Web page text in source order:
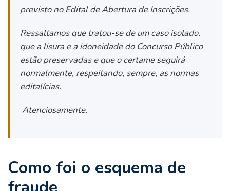
previsto no Edital de Abertura de Inscrições.
Ressaltamos que tratou-se de um caso isolado,
que a lisura e a idoneidade do Concurso Público
estão preservadas e que o certame seguirá
normalmente, respeitando, sempre, as normas
editalícias.
Atenciosamente,
Como foi o esquema de